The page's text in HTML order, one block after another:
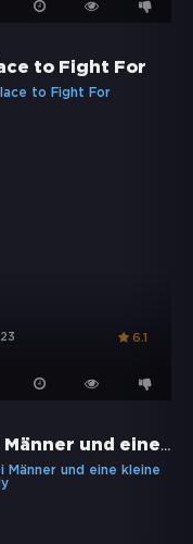
to Fight For
6.1
Drei Männer und eine kleine Lady